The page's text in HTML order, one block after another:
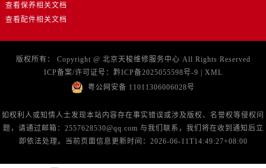
查看保养相关文档
查看配件相关文档
版权所有： Copyright @ 北京天梭维修服务中心 All Rights Reserved
ICP备案/许可证号： 黔ICP备2025055598号-9
XML
粤公网安备 11011306006028号
如权利人或知情人士发现本站内容存在事实错误或涉及版权、名誉权等侵权问
题，请通过邮箱：2557628530@qq.com 与我们联系，我们将在收到通知后立
即依法处理。当前页面信息更新时间：2026-06-11T14:49:27+08:00